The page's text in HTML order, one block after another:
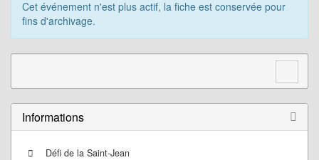
g
o
Cet événement n'est plus actif, la fiche est conservée pour
fins d'archivage.
Informations
Défi de la Saint-Jean